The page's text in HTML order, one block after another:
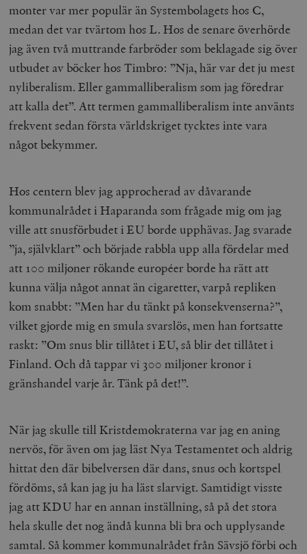
monter var mer populär än Systembolagets hos C,
medan det var tvärtom hos L. Hos de senare överhörde
jag även två muttrande farbröder som beklagade sig över
utbudet av böcker hos Timbro: ”Nja, här var det ju mest
nyliberalism. Eller gammalliberalism som jag föredrar
att kalla det”. Att termen gammalliberalism inte använts
frekvent sedan första världskriget tycktes inte vara
något bekymmer.
Hos centern blev jag approcherad av dåvarande
kommunalrådet i Haparanda som frågade mig om jag
ville att snusförbudet i EU borde upphävas. Jag svarade
”ja, självklart” och började rabbla upp alla fördelar med
att 100 miljoner rökande européer borde ha rätt att
kunna välja något annat än cigaretter, varpå repliken
kom snabbt: ”Men har du tänkt på konsekvenserna?”,
vilket gjorde mig en smula svarslös, men han fortsatte
raskt: ”Om snus blir tillåtet i EU, så blir det tillåtet i
Finland. Och då tappar vi 300 miljoner kronor i
gränshandel varje år. Tänk på det!”.
När jag skulle till Kristdemokraterna var jag en aning
nervös, för även om jag läst Nya Testamentet och aldrig
hittat den där bibelversen där dans, snus och kortspel
fördöms, så kan jag ju ha läst slarvigt. Samtidigt visste
jag att KDU har en annan inställning, så på det stora
hela skulle det nog ändå kunna bli bra och upplysande
samtal. Så kommer kommunalrådet från Sävsjö förbi och